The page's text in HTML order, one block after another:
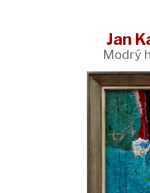
Jan
Modrý